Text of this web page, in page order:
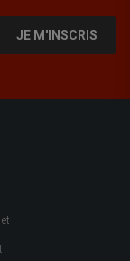
JE M'INSCRIS